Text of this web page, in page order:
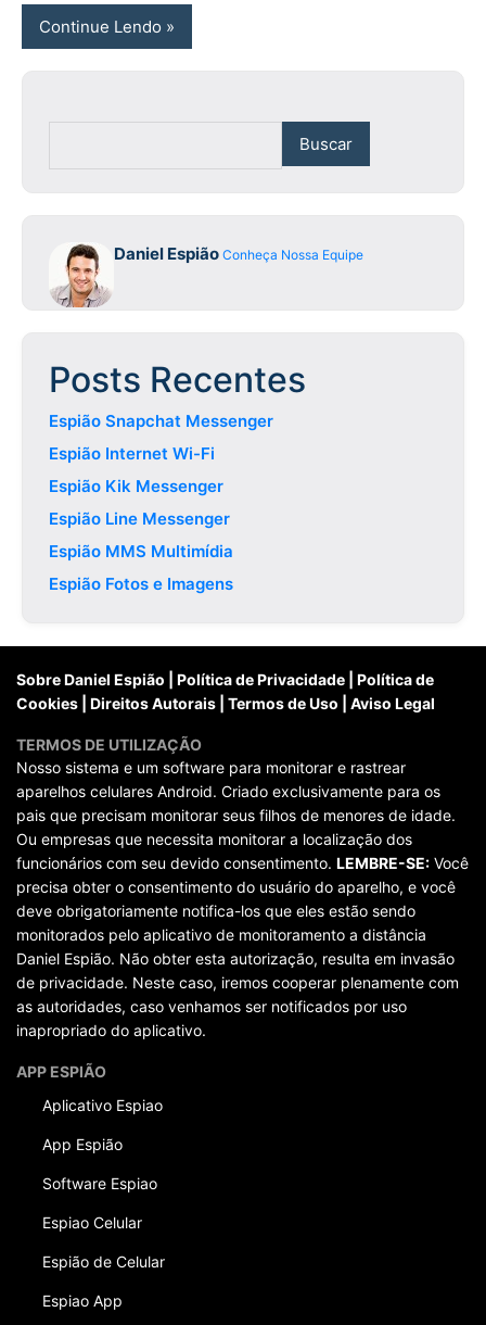
Continue Lendo
Buscar
Daniel Espião Conheça Nossa Equipe
Posts Recentes
Espião Snapchat Messenger
Espião Internet Wi-Fi
Espião Kik Messenger
Espião Line Messenger
Espião MMS Multimídia
Espião Fotos e Imagens
Sobre Daniel Espião Política de Privacidade
Política de
Cookies
Direitos Autorais Termos de Uso Aviso Legal
TERMOS DE UTILIZAÇÃO
Nosso sistema e um software para monitorar e rastrear
aparelhos celulares Android. Criado exclusivamente para os
pais que precisam monitorar seus filhos de menores de idade.
Ou empresas que necessita monitorar a localização dos
funcionários com seu devido consentimento. LEMBRE-SE: Você
precisa obter o consentimento do usuário do aparelho, e você
deve obrigatoriamente notifica-los que eles estão sendo
monitorados pelo aplicativo de monitoramento a distância
Daniel Espião. Não obter esta autorização, resulta em invasão
de privacidade. Neste caso, iremos cooperar plenamente com
as autoridades, caso venhamos ser notificados por uso
inapropriado do aplicativo.
APP ESPIÃO
Aplicativo Espiao
App Espião
Software Espiao
Espiao Celular
Espião de Celular
Espiao App